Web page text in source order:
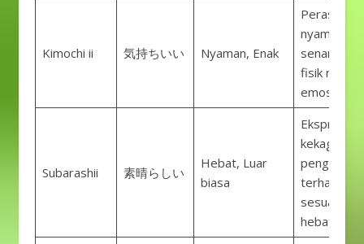
Kimochi ii 気持ちいい Nyaman, Enak
Perasaan
nyaman
senang
fisik
emosional.
Subarashii 素晴らしい
Hebat, Luar
biasa
Ekspresi
terhadap
sesuatu
hebat.